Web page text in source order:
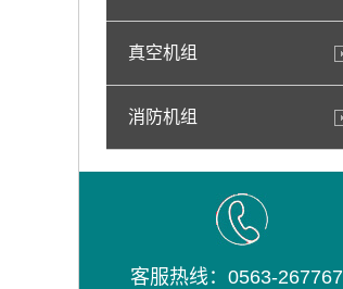
真空机组
消防机组
客服热线：0563-